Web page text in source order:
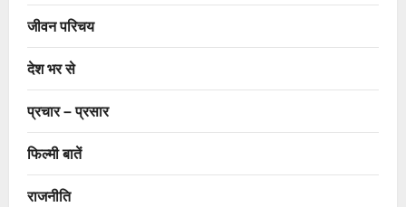
जीवन परिचय
देश भर से
प्रचार – प्रसार
फिल्मी बातें
राजनीति